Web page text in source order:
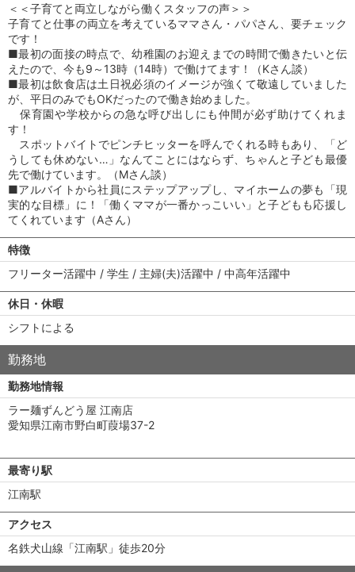
＜＜子育てと両立しながら働くスタッフの声＞＞
子育てと仕事の両立を考えているママさん・パパさん、要チェック
です！
■最初の面接の時点で、幼稚園のお迎えまでの時間で働きたいと伝
えたので、今も9～13時（14時）で働けてます！（Kさん談）
■最初は飲食店は土日祝必須のイメージが強くて敬遠していました
が、平日のみでもOKだったので働き始めました。
保育園や学校からの急な呼び出しにも仲間が必ず助けてくれま
す！
スポットバイトでピンチヒッターを呼んでくれる時もあり、「ど
うしても休めない…」なんてことにはならず、ちゃんと子ども最優
先で働けています。（Mさん談）
■アルバイトから社員にステップアップし、マイホームの夢も「現
実的な目標」に！「働くママが一番かっこいい」と子どもも応援し
てくれています（Aさん）
特徴
フリーター活躍中 / 学生 / 主婦(夫)活躍中 / 中高年活躍中
休日・休暇
シフトによる
勤務地
勤務地情報
ラー麺ずんどう屋 江南店
愛知県江南市野白町葭場37-2
最寄り駅
江南駅
アクセス
名鉄犬山線「江南駅」徒歩20分